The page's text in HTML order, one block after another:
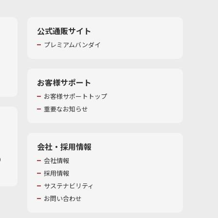
公式通販サイト
プレミアムバンダイ
お客様サポート
お客様サポートトップ
重要なお知らせ
会社・採用情報
会社情報
採用情報
サステナビリティ
お問い合わせ